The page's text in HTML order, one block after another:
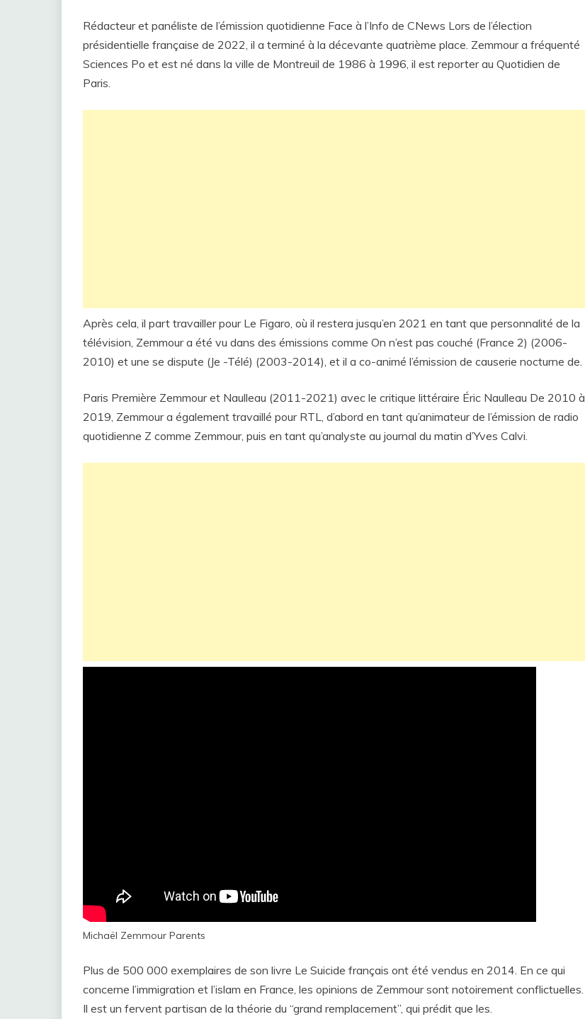
Rédacteur et panéliste de l’émission quotidienne Face à l’Info de CNews Lors de l’élection
présidentielle française de 2022, il a terminé à la décevante quatrième place. Zemmour a fréquenté
Sciences Po et est né dans la ville de Montreuil de 1986 à 1996, il est reporter au Quotidien de
Paris.
Après cela, il part travailler pour Le Figaro, où il restera jusqu’en 2021 en tant que personnalité de la
télévision, Zemmour a été vu dans des émissions comme On n’est pas couché (France 2) (2006-
2010) et une se dispute (Je -Télé) (2003-2014), et il a co-animé l’émission de causerie nocturne de.
Paris Première Zemmour et Naulleau (2011-2021) avec le critique littéraire Éric Naulleau De 2010 à
2019, Zemmour a également travaillé pour RTL, d’abord en tant qu’animateur de l’émission de radio
quotidienne Z comme Zemmour, puis en tant qu’analyste au journal du matin d’Yves Calvi.
Michaël Zemmour Parents
Plus de 500 000 exemplaires de son livre Le Suicide français ont été vendus en 2014. En ce qui
concerne l’immigration et l’islam en France, les opinions de Zemmour sont notoirement conflictuelles.
Il est un fervent partisan de la théorie du “grand remplacement”, qui prédit que les.